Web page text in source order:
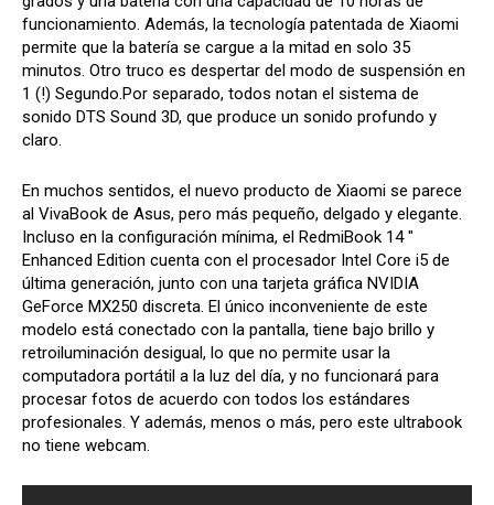
funcionamiento. Además, la tecnología patentada de Xiaomi
permite que la batería se cargue a la mitad en solo 35
minutos. Otro truco es despertar del modo de suspensión en
1 (!) Segundo.Por separado, todos notan el sistema de
sonido DTS Sound 3D, que produce un sonido profundo y
claro.
En muchos sentidos, el nuevo producto de Xiaomi se parece
al VivaBook de Asus, pero más pequeño, delgado y elegante.
Incluso en la configuración mínima, el RedmiBook 14 ″
Enhanced Edition cuenta con el procesador Intel Core i5 de
última generación, junto con una tarjeta gráfica NVIDIA
GeForce MX250 discreta. El único inconveniente de este
modelo está conectado con la pantalla, tiene bajo brillo y
retroiluminación desigual, lo que no permite usar la
computadora portátil a la luz del día, y no funcionará para
procesar fotos de acuerdo con todos los estándares
profesionales. Y además, menos o más, pero este ultrabook
no tiene webcam.